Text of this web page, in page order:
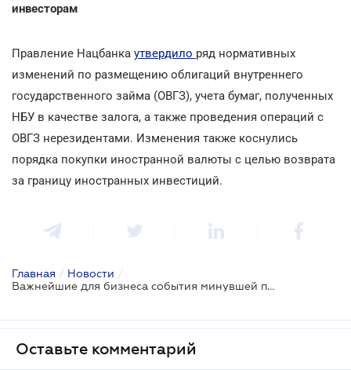
инвесторам
Правление Нацбанка утвердило ряд нормативных
изменений по размещению облигаций внутреннего
государственного займа (ОВГЗ), учета бумаг, полученных
НБУ в качестве залога, а также проведения операций с
ОВГЗ нерезидентами. Изменения также коснулись
порядка покупки иностранной валюты с целью возврата
за границу иностранных инвестиций.
Главная / Новости /
Важнейшие для бизнеса события минувшей правовой недели
Оставьте комментарий